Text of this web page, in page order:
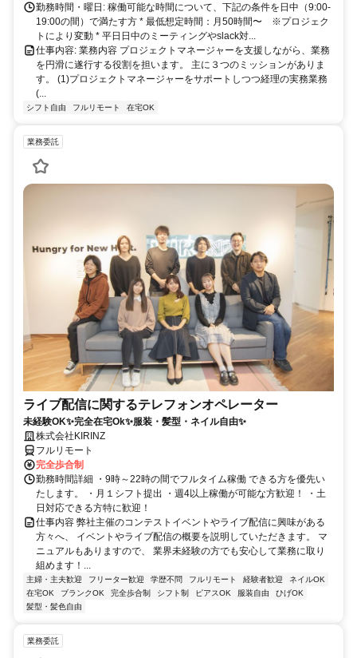
勤務時間・曜日: 稼働可能な時間について、下記の条件を日中（9:00-
19:00の間）で満たす方 * 最低想定時間：月50時間〜 ※プロジェク
トにより変動 * 平日日中のミーティングやslack対...
仕事内容: 業務内容 プロジェクトマネージャーを支援しながら、業務
を円滑に遂行する役割を担います。 主に３つのミッションがありま
す。 (1)プロジェクトマネージャーをサポートしつつ経理の実務業務
(...
シフト自由 フルリモート 在宅OK
業務委託
ライブ配信に関するテレフォンオペレーター
未経験OK✨完全在宅Ok✨服装・髪型・ネイル自由✨
株式会社KIRINZ
フルリモート
完全歩合制
勤務時間詳細 ・9時～22時の間でフルタイム稼働 できる方を優先い
たします。 ・月１シフト提出 ・週4以上稼働が可能な方歓迎！ ・土
日対応できる方特に歓迎！
仕事内容 弊社主催のコンテストイベントやライブ配信に興味がある
方々へ、 イベントやライブ配信の概要を説明していただきます。 マ
ニュアルもありますので、 業界未経験の方でも安心して業務に取り
組めます！...
主婦・主夫歓迎 フリーター歓迎 学歴不問 フルリモート 経験者歓迎
ネイルOK
在宅OK
ブランクOK 完全歩合制 シフト制 ピアスOK 服装自由
ひげOK
髪型・髪色自由
業務委託